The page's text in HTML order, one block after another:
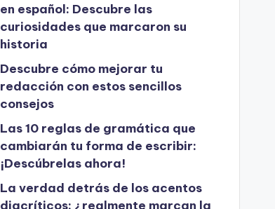
en español: Descubre las
curiosidades que marcaron su
historia
Descubre cómo mejorar tu
redacción con estos sencillos
consejos
Las 10 reglas de gramática que
cambiarán tu forma de escribir:
¡Descúbrelas ahora!
La verdad detrás de los acentos
diacríticos: ¿realmente marcan la